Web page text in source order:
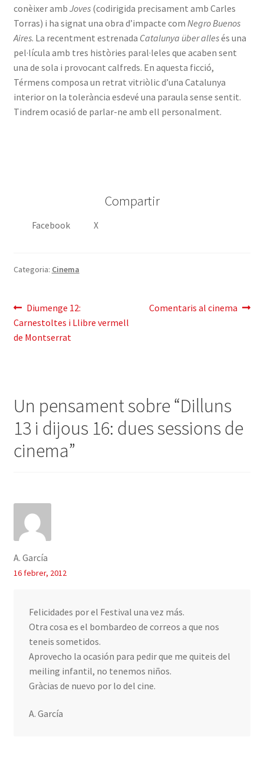
conèixer amb Joves(codirigida precisament amb Carles
Torras) i ha signat una obra d’impacte com Negro Buenos
Aires. La recentment estrenada Catalunya über allesés una
pel·lícula amb tres històries paral·leles que acaben sent
una de sola i provocant calfreds. En aquesta ficció,
Térmens composa un retrat vitriòlic d’una Catalunya
interior on la tolerància esdevé una paraula sense sentit.
Tindrem ocasió de parlar-ne amb ell personalment.
Compartir
Facebook X
Categoria: Cinema
Navegació
d'entrades
Entrada
anterior:
Diumenge 12:
Carnestoltes i Llibre vermell
de Montserrat
Pròxima
Comentaris al cinema
Un pensament sobre “Dilluns
13 i dijous 16: dues sessions de
cinema”
A. García
16 febrer, 2012
Felicidades por el Festival una vez más.
Otra cosa es el bombardeo de correos a que nos
teneis sometidos.
Aprovecho la ocasión para pedir que me quiteis del
meiling infantil, no tenemos niños.
Gràcias de nuevo por lo del cine.
A. García